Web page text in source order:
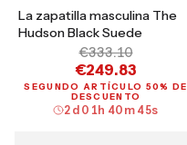
La zapatilla masculina The
Hudson Black Suede
€333.10
€249.83
SEGUNDO ARTÍCULO 50% DE
DESCUENTO
2 d 01h 40 m 44s